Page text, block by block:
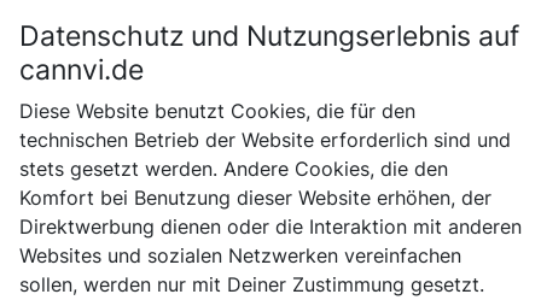
Startseite Sensi Seeds
Autoflowering
Kandiz Automatic Hanfsamen, 10 Samen
Bitte bestätige dein Alter
Bist du schon 18 Jahre alt?
Nein Ja
Datenschutz und Nutzungserlebnis auf
cannvi.de
Diese Website benutzt Cookies, die für den
technischen Betrieb der Website erforderlich sind und
stets gesetzt werden. Andere Cookies, die den
Komfort bei Benutzung dieser Website erhöhen, der
Direktwerbung dienen oder die Interaktion mit anderen
Websites und sozialen Netzwerken vereinfachen
sollen, werden nur mit Deiner Zustimmung gesetzt.